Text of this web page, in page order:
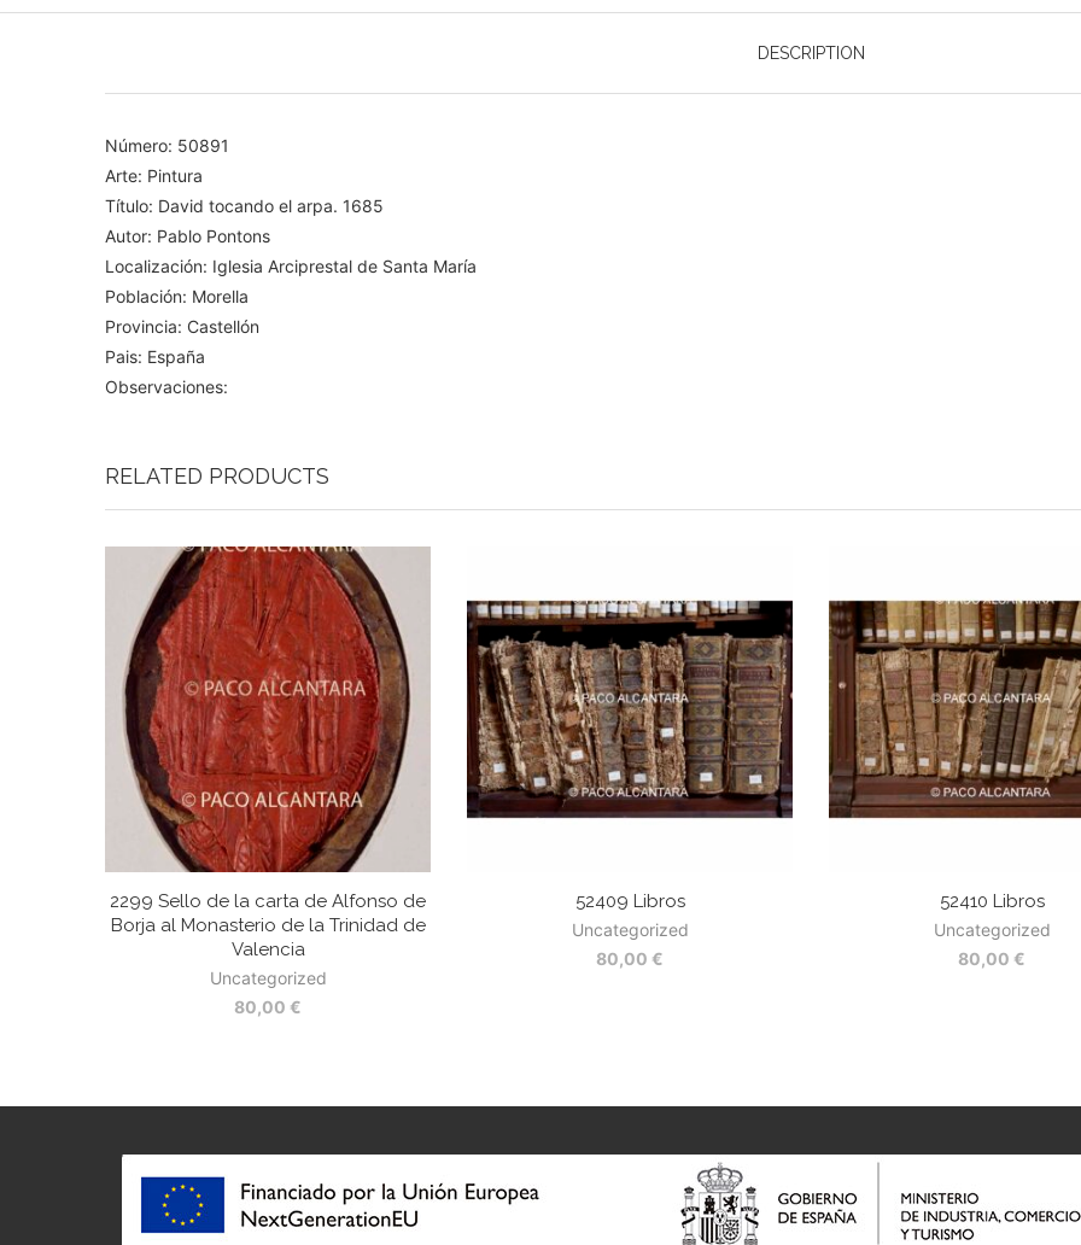
DESCRIPTION
Número: 50891
Arte: Pintura
Título: David tocando el arpa. 1685
Autor: Pablo Pontons
Localización: Iglesia Arciprestal de Santa María
Población: Morella
Provincia: Castellón
Pais: España
Observaciones:
RELATED PRODUCTS
2299 Sello de la carta de Alfonso de
Borja al Monasterio de la Trinidad de
Valencia
Uncategorized
80,00 €
52409 Libros
Uncategorized
80,00 €
52410 Libros
Uncategorized
80,00 €